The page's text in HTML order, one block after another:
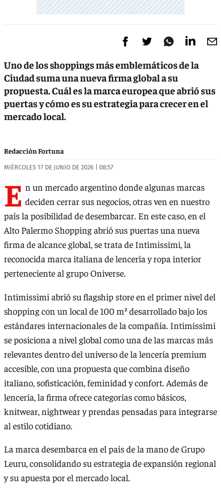
Uno de los shoppings más emblemáticos de la
Ciudad suma una nueva firma global a su
propuesta. Cuál es la marca europea que abrió sus
puertas y cómo es su estrategia para crecer en el
mercado local.
Redacción Fortuna
MIÉRCOLES 17 DE JUNIO DE 2026 | 08:57
E n un mercado argentino donde algunas marcas
deciden cerrar sus negocios, otras ven en nuestro
país la posibilidad de desembarcar. En este caso, en el
Alto Palermo Shopping abrió sus puertas una nueva
firma de alcance global, se trata de Intimissimi, la
reconocida marca italiana de lencería y ropa interior
perteneciente al grupo Oniverse.
Intimissimi abrió su flagship store en el primer nivel del
shopping con un local de 100 m² desarrollado bajo los
estándares internacionales de la compañía. Intimissimi
se posiciona a nivel global como una de las marcas más
relevantes dentro del universo de la lencería premium
accesible, con una propuesta que combina diseño
italiano, sofisticación, feminidad y confort. Además de
lencería, la firma ofrece categorías como básicos,
knitwear, nightwear y prendas pensadas para integrarse
al estilo cotidiano.
La marca desembarca en el país de la mano de Grupo
Leuru, consolidando su estrategia de expansión regional
y su apuesta por el mercado local.